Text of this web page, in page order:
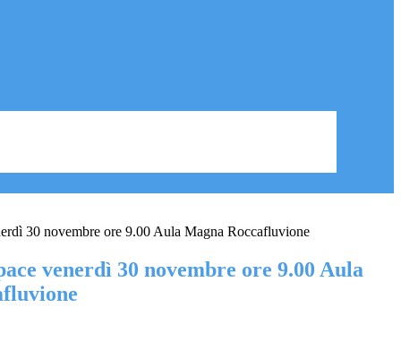
30 novembre ore 9.00 Aula Magna Roccafluvione
venerdì 30 novembre ore 9.00 Aula